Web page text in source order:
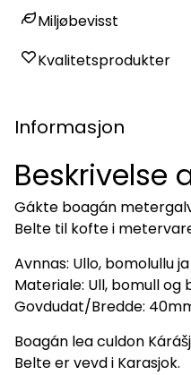
Miljøbevisst
Kvalitetsprodukter
Informasjon
Beskrivelse
Gákte boagán
Belte til kofte i
Avnnas: Ullo, bomolullu
Materiale: Ull, bomull
Govdudat/Bredde:
Boagán lea culdon
Belte er vevd i Karasjok.